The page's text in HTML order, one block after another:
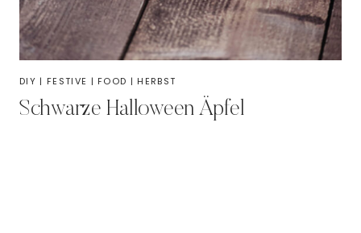
DIY | FESTIVE | FOOD | HERBST
Schwarze Halloween Äpfel